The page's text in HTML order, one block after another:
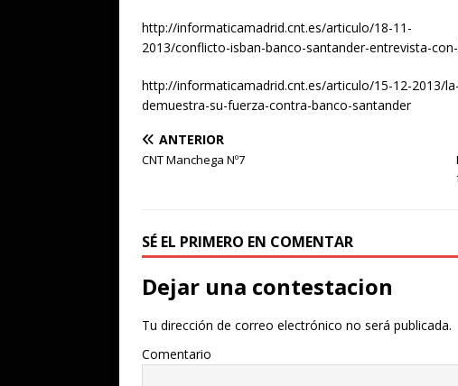
http://informaticamadrid.cnt.es/articulo/18-11-
2013/conflicto-isban-banco-santander-entrevista-
http://informaticamadrid.cnt.es/articulo/15-12-2013/
demuestra-su-fuerza-contra-banco-santander
ANTERIOR
CNT Manchega Nº7
SÉ EL PRIMERO EN COMENTAR
Dejar una contestacion
Tu dirección de correo electrónico no será publicada.
Comentario